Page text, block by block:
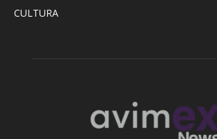
CULTURA